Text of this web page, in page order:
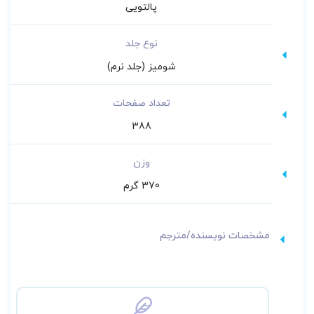
پالتویی
نوع جلد
شومیز (جلد نرم)
تعداد صفحات
388
وزن
370 گرم
مشخصات نویسنده/مترجم